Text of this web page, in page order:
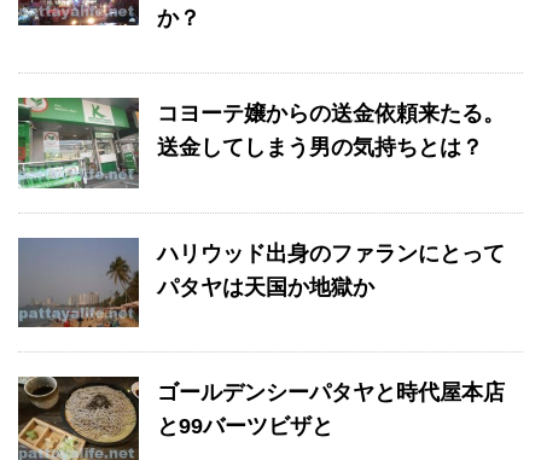
か？
コヨーテ嬢からの送金依頼来たる。
送金してしまう男の気持ちとは？
ハリウッド出身のファランにとって
パタヤは天国か地獄か
ゴールデンシーパタヤと時代屋本店
と99バーツビザと